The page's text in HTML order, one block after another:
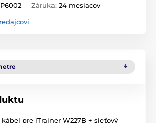
P6002 Záruka: 24 mesiacov
pre iTrainer W227B + sieťový